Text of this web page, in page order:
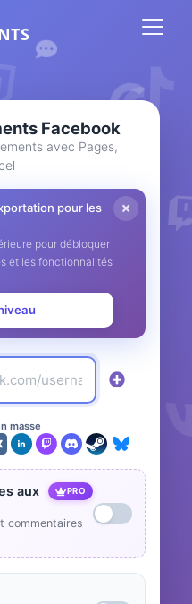
Facebook
avec Pages,
pour les
pour débloquer
et les fonctionnalités
masse
aux
PRO
commentaires